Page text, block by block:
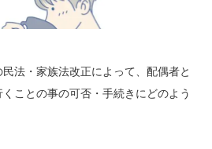
法・家族法改正によって、配偶者と
ことの事の可否・手続きにどのよう